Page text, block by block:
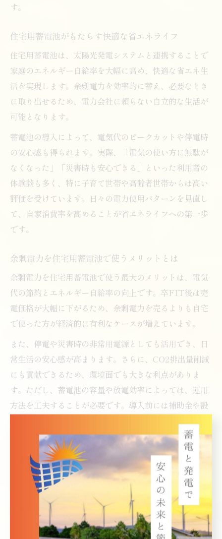
す。
住宅用蓄電池がもたらす快適な省エネライフ
住宅用蓄電池は、太陽光発電システムと連携することで
家庭のエネルギー自給率を大幅に高め、快適な省エネ生
活を実現します。余剰電力を効率的に蓄え、必要なとき
に取り出せるため、電力会社に頼らない自立的な生活が
可能となります。
蓄電池の導入によって、電気代のピークカットや停電時
の安心感も得られます。実際、「電気の使い方に無駄が
なくなった」「災害時も安心できる」といった利用者の
体験談も多く、特に子育て世帯や高齢者世帯からは高い
評価を受けています。日々の電力使用パターンを見直し
て、自家消費率を高めることが省エネライフへの第一歩
です。
余剰電力を住宅用蓄電池で使うメリットとは
余剰電力を住宅用蓄電池で使う最大のメリットは、電気
代の節約とエネルギー自給率の向上です。卒FIT後は売
電価格が大幅に下がるため、余剰電力を売るよりも自宅
で使った方が経済的に有利なケースが増えています。
また、停電や災害時の非常用電源としても活用でき、日
常生活の安心感が高まります。さらに、CO2排出量削減
にも貢献できるため、環境面でも大きな利点がありま
す。ただし、蓄電池の容量や放電効率によっては、運用
方法を工夫することが必要です。導入前には補助金や設
住宅用蓄電池が支えるエコで安心な暮らし方
住宅用蓄電池を活用したエコな暮らしは、電力会社への
依存を減らし、家庭内で発電した電気を最大限に活用す
る新しい生活スタイルです。太陽光発電の余剰電力を蓄
電し、必要なタイミングで使うことで、エネルギーの自
給自足が進みます。